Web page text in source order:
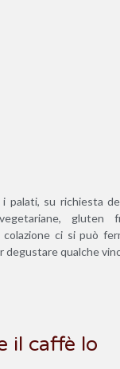
su richiesta
gluten
colazione ci si può
degustare qualche
il caffè lo